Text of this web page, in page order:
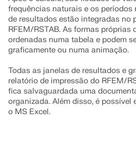
frequências naturais e os
de resultados estão integradas no
RFEM/RSTAB. As formas próprias
ordenadas numa tabela e podem
graficamente ou numa animação.
Todas as janelas de resultados e
relatório de impressão do RFEM/
fica salvaguardada uma
organizada. Além disso, é possível
o MS Excel.